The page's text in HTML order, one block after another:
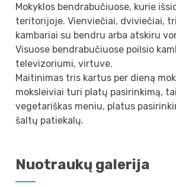
Mokyklos bendrabučiuose, kurie
teritorijoje. Vienviečiai, dviviečiai,
kambariai su bendru arba atskiru
Visuose bendrabučiuose poilsio
televizoriumi, virtuve.
Maitinimas tris kartus per dieną
moksleiviai turi platų pasirinkimą,
vegetariškas meniu, platus
šaltų patiekalų.
Nuotraukų galerija